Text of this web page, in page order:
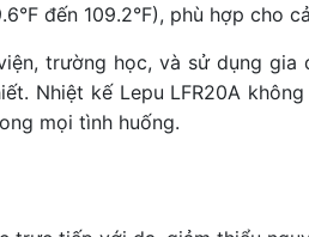
đến 109.2°F), phù hợp cho
trường học, và sử dụng
Nhiệt kế Lepu LFR20A
mọi tình huống.